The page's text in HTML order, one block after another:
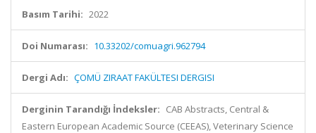
Basım Tarihi: 2022
Doi Numarası: 10.33202/comuagri.962794
Dergi Adı: ÇOMÜ ZIRAAT FAKÜLTESI DERGISI
Derginin Tarandığı İndeksler: CAB Abstracts, Central &
Eastern European Academic Source (CEEAS), Veterinary Science